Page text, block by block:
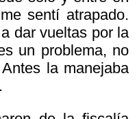
sentí atrapado.
dar vueltas por la
un problema, no
la manejaba